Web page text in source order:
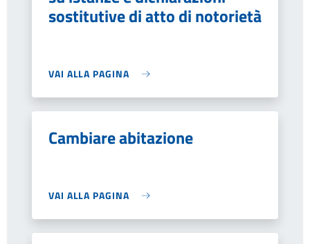
sostitutive di atto di notorietà
VAI ALLA PAGINA
Cambiare abitazione
VAI ALLA PAGINA